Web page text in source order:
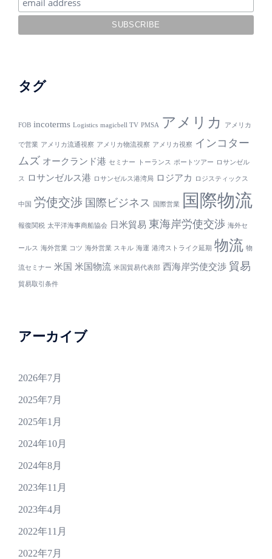
タグ
FOB incoterms Logistics magicbell TV PMSA アメリカ アメリカ
で営業 アメリカ流通視察 アメリカ物流視察 アメリカ視察
インコター
ムズ オークランド港 セミナー トーランス ポートツアー ロサンゼル
ス ロサンゼルス港 ロサンゼルス港湾局 ロジアカ ロジスティックス
中国 労使交渉 国際ビジネス 国際営業 国際物流
報復関税 太平洋海事商船協会 日米貿易 東海岸労使交渉 海外セ
ールス 海外営業 コツ 海外営業 スキル 海運 港湾ストライク延期 物流 物
流セミナー 米国 米国物流 米国貿易代表部 西海岸労使交渉 貿易
貿易取引条件
アーカイブ
2026年7月
2025年7月
2025年1月
2024年10月
2024年8月
2023年11月
2023年4月
2022年11月
2022年7月